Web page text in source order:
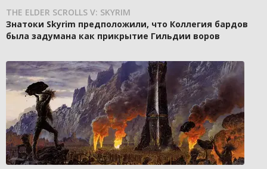
THE ELDER SCROLLS V: SKYRIM
Знатоки Skyrim предположили, что Коллегия бардов
была задумана как прикрытие Гильдии воров